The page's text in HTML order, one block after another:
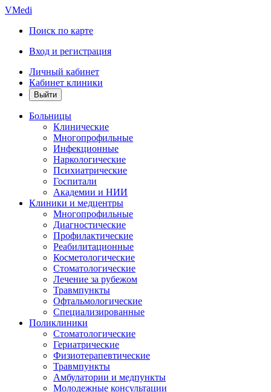
VMedi
Поиск по карте
Вход и регистрация
Личный кабинет
Кабинет клиники
Больницы
Клинические
Многопрофильные
Инфекционные
Наркологические
Психиатрические
Госпитали
Академии и НИИ
Клиники и медцентры
Многопрофильные
Диагностические
Профилактические
Реабилитационные
Косметологические
Стоматологические
Лечение за рубежом
Травмпункты
Офтальмологические
Специализированные
Поликлиники
Стоматологические
Гериатрические
Физиотерапевтические
Травмпункты
Амбулатории и медпункты
Молодежные консультации